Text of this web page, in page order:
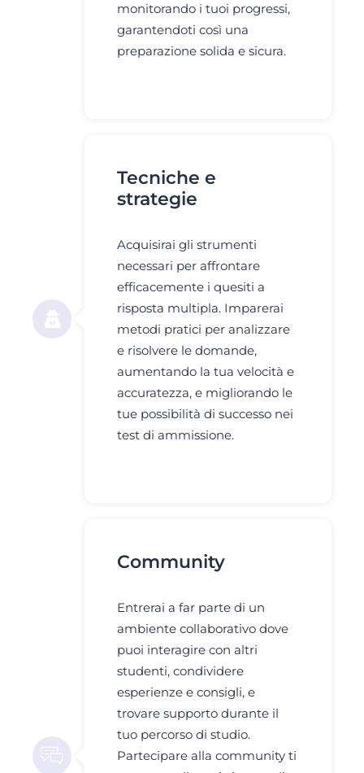
monitorando i tuoi progressi,
garantendoti così una
preparazione solida e sicura.
Tecniche e
strategie
Acquisirai gli strumenti
necessari per affrontare
efficacemente i quesiti a
risposta multipla. Imparerai
metodi pratici per analizzare
e risolvere le domande,
aumentando la tua velocità e
accuratezza, e migliorando le
tue possibilità di successo nei
test di ammissione.
Community
Entrerai a far parte di un
ambiente collaborativo dove
puoi interagire con altri
studenti, condividere
esperienze e consigli, e
trovare supporto durante il
tuo percorso di studio.
Partecipare alla community ti